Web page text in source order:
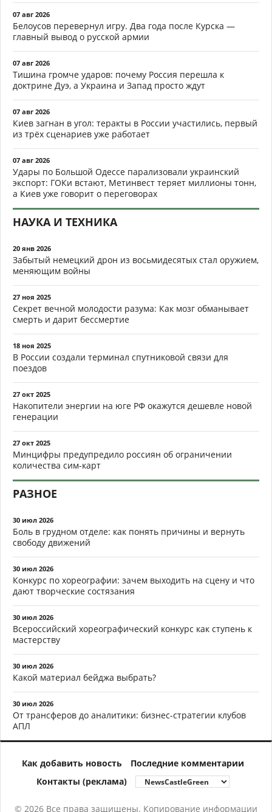
07 авг 2026
Белоусов перевернул игру. Два года после Курска —
главный вывод о русской армии
07 авг 2026
Тишина громче ударов: почему Россия перешла к
доктрине Дуэ, а Украина и Запад просто ждут
07 авг 2026
Киев загнан в угол: теракты в России участились, первый
из трёх сценариев уже работает
07 авг 2026
Удары по Большой Одессе парализовали украинский
экспорт: ГОКи встают, Метинвест теряет миллионы тонн,
а Киев уже говорит о переговорах
НАУКА И ТЕХНИКА
20 янв 2026
Забытый немецкий дрон из восьмидесятых стал оружием,
меняющим войны
27 ноя 2025
Секрет вечной молодости разума: Как мозг обманывает
смерть и дарит бессмертие
18 ноя 2025
В России создали терминал спутниковой связи для
поездов
27 окт 2025
Накопители энергии на юге РФ окажутся дешевле новой
генерации
27 окт 2025
Минцифры предупредило россиян об ограничении
количества сим-карт
РАЗНОЕ
30 июл 2026
Боль в грудном отделе: как понять причины и вернуть
свободу движений
30 июл 2026
Конкурс по хореографии: зачем выходить на сцену и что
дают творческие состязания
30 июл 2026
Всероссийский хореографический конкурс как ступень к
мастерству
30 июл 2026
Какой материал бейджа выбрать?
30 июл 2026
От трансферов до аналитики: бизнес-стратегии клубов
АПЛ
Как добавить новость
Последние комментарии
Контакты (реклама)
© 2026 Все права защищены. Копирование информации